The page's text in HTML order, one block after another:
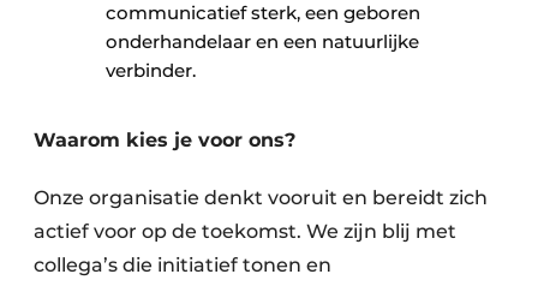
communicatief sterk, een geboren
onderhandelaar en een natuurlijke
verbinder.
Waarom kies je voor ons?
Onze organisatie denkt vooruit en bereidt zich
actief voor op de toekomst. We zijn blij met
collega’s die initiatief tonen en